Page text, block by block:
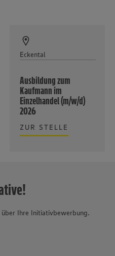
Eckental
Ausbildung zum
Kaufmann im
Einzelhandel (m/w/d)
2026
ZUR STELLE
über Ihre Initiativbewerbung.